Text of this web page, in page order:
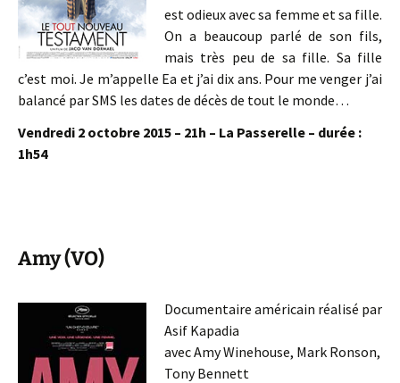
est odieux avec sa femme et sa fille.
On a beaucoup parlé de son fils,
mais très peu de sa fille. Sa fille
c’est moi. Je m’appelle Ea et j’ai dix ans. Pour me venger j’ai
balancé par SMS les dates de décès de tout le monde…
Vendredi 2 octobre 2015 – 21h – La Passerelle – durée :
1h54
Amy (VO)
Documentaire américain réalisé par
Asif Kapadia
avec Amy Winehouse, Mark Ronson,
Tony Bennett